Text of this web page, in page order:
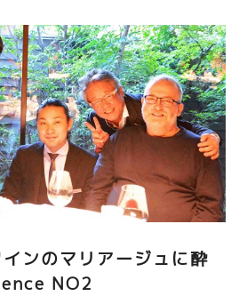
ンのマリアージュに酔
NO2